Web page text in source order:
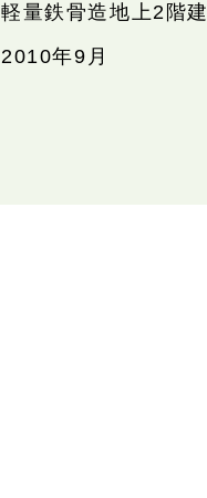
軽量鉄骨造地上2階建
2010年9月